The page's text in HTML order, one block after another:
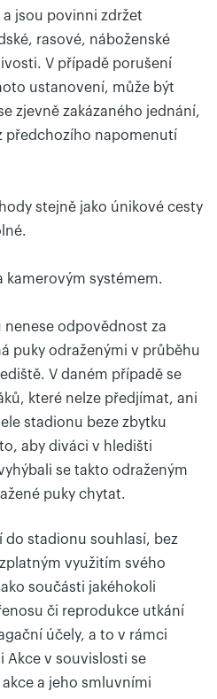
jsou povinni zdržet
rasové, náboženské
V případě porušení
ustanovení, může být
zjevně zakázaného jednání,
předchozího napomenutí
stejně jako únikové cesty
kamerovým systémem.
odpovědnost za
puky odraženými v průběhu
V daném případě se
které nelze předjímat, ani
stadionu beze zbytku
aby diváci v hledišti
se takto odraženým
puky chytat.
do stadionu souhlasí, bez
využitím svého
součásti jakéhokoli
či reprodukce utkání
účely, a to v rámci
Akce v souvislosti se
a jeho smluvními